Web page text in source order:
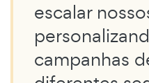
escalar
campanhas